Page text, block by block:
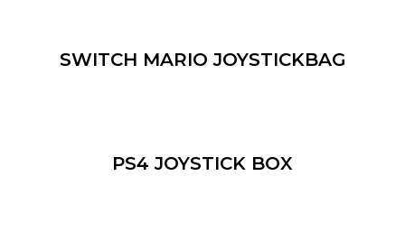
SWITCH MARIO JOYSTICKBAG
PS4 JOYSTICK BOX